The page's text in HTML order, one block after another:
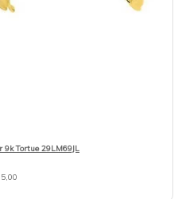
9k Tortue 29LM69JL